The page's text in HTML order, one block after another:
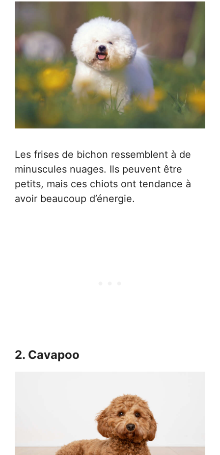
Les frises de bichon ressemblent à de
minuscules nuages. Ils peuvent être
petits, mais ces chiots ont tendance à
avoir beaucoup d’énergie.
2. Cavapoo